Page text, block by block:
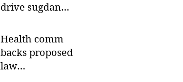
drive sugdan
Health comm
backs proposed
law